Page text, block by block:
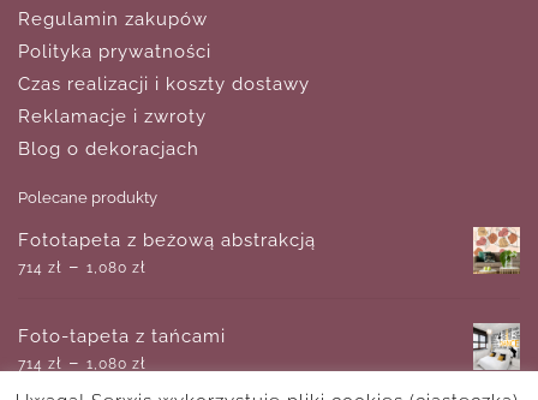
Regulamin zakupów
Polityka prywatności
Czas realizacji i koszty dostawy
Reklamacje i zwroty
Blog o dekoracjach
Polecane produkty
Fototapeta z beżową abstrakcją
714 zł – 1,080 zł
Foto-tapeta z tańcami
714 zł – 1,080 zł